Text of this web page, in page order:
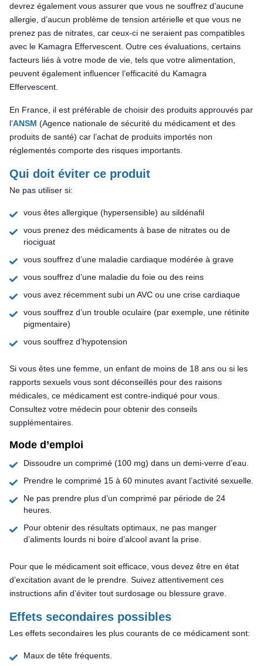
devrez également vous assurer que vous ne souffrez d’aucune
allergie, d’aucun problème de tension artérielle et que vous ne
prenez pas de nitrates, car ceux-ci ne seraient pas compatibles
avec le Kamagra Effervescent. Outre ces évaluations, certains
facteurs liés à votre mode de vie, tels que votre alimentation,
peuvent également influencer l’efficacité du Kamagra
Effervescent.
En France, il est préférable de choisir des produits approuvés par
l’ANSM (Agence nationale de sécurité du médicament et des
produits de santé) car l’achat de produits importés non
réglementés comporte des risques importants.
Qui doit éviter ce produit
Ne pas utiliser si:
vous êtes allergique (hypersensible) au sildénafil
vous prenez des médicaments à base de nitrates ou de
riociguat
vous souffrez d’une maladie cardiaque modérée à grave
vous souffrez d’une maladie du foie ou des reins
vous avez récemment subi un AVC ou une crise cardiaque
vous souffrez d’un trouble oculaire (par exemple, une rétinite
pigmentaire)
vous souffrez d’hypotension
Si vous êtes une femme, un enfant de moins de 18 ans ou si les
rapports sexuels vous sont déconseillés pour des raisons
médicales, ce médicament est contre-indiqué pour vous.
Consultez votre médecin pour obtenir des conseils
supplémentaires.
Mode d’emploi
Dissoudre un comprimé (100 mg) dans un demi-verre d’eau.
Prendre le comprimé 15 à 60 minutes avant l’activité sexuelle.
Ne pas prendre plus d’un comprimé par période de 24
heures.
Pour obtenir des résultats optimaux, ne pas manger
d’aliments lourds ni boire d’alcool avant la prise.
Pour que le médicament soit efficace, vous devez être en état
d’excitation avant de le prendre. Suivez attentivement ces
instructions afin d’éviter tout surdosage ou blessure grave.
Effets secondaires possibles
Les effets secondaires les plus courants de ce médicament sont:
Maux de tête fréquents.